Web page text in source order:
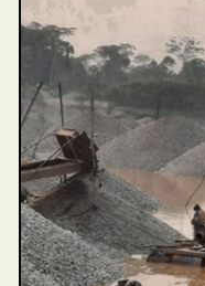
conectadas a
investigados
ilegal,